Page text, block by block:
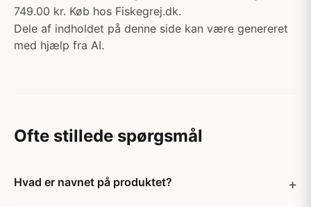
749.00 kr. Køb hos Fiskegrej.dk.
Dele af indholdet på denne side kan være genereret
med hjælp fra AI.
Ofte stillede spørgsmål
Hvad er navnet på produktet?